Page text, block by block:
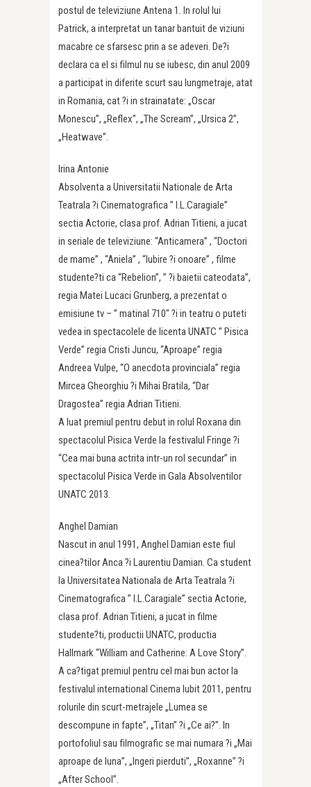
postul de televiziune Antena 1. In rolul lui
Patrick, a interpretat un tanar bantuit de viziuni
macabre ce sfarsesc prin a se adeveri. De?i
declara ca el si filmul nu se iubesc, din anul 2009
a participat in diferite scurt sau lungmetraje, atat
in Romania, cat ?i in strainatate: „Oscar
Monescu”, „Reflex”, „The Scream”, „Ursica 2”,
„Heatwave”.
Irina Antonie
Absolventa a Universitatii Nationale de Arta
Teatrala ?i Cinematografica ” I.L.Caragiale”
sectia Actorie, clasa prof. Adrian Titieni, a jucat
in seriale de televiziune: “Anticamera” , “Doctori
de mame” , “Aniela” , “Iubire ?i onoare” , filme
studente?ti ca “Rebelion”, ” ?i baietii cateodata”,
regia Matei Lucaci Grunberg, a prezentat o
emisiune tv – ” matinal 710″ ?i in teatru o puteti
vedea in spectacolele de licenta UNATC ” Pisica
Verde” regia Cristi Juncu, “Aproape” regia
Andreea Vulpe, “O anecdota provinciala” regia
Mircea Gheorghiu ?i Mihai Bratila, “Dar
Dragostea” regia Adrian Titieni.
A luat premiul pentru debut in rolul Roxana din
spectacolul Pisica Verde la festivalul Fringe ?i
“Cea mai buna actrita intr-un rol secundar” in
spectacolul Pisica Verde in Gala Absolventilor
UNATC 2013.
Anghel Damian
Nascut in anul 1991, Anghel Damian este fiul
cinea?tilor Anca ?i Laurentiu Damian. Ca student
la Universitatea Nationala de Arta Teatrala ?i
Cinematografica ” I.L.Caragiale” sectia Actorie,
clasa prof. Adrian Titieni, a jucat in filme
studente?ti, productii UNATC, productia
Hallmark “William and Catherine: A Love Story”.
A ca?tigat premiul pentru cel mai bun actor la
festivalul international Cinema Iubit 2011, pentru
rolurile din scurt-metrajele „Lumea se
descompune in fapte”, „Titan” ?i „Ce ai?”. In
portofoliul sau filmografic se mai numara ?i „Mai
aproape de luna”, „Ingeri pierduti”, „Roxanne” ?i
„After School”.